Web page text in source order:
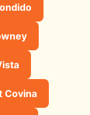
Covina